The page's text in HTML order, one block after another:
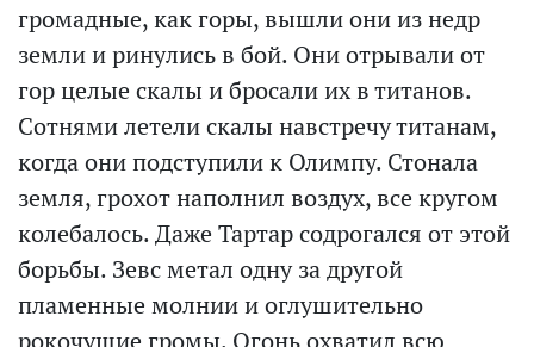
громадные, как горы, вышли они из недр
земли и ринулись в бой. Они отрывали от
гор целые скалы и бросали их в титанов.
Сотнями летели скалы навстречу титанам,
когда они подступили к Олимпу. Стонала
земля, грохот наполнил воздух, все кругом
колебалось. Даже Тартар содрогался от этой
борьбы. Зевс метал одну за другой
пламенные молнии и оглушительно